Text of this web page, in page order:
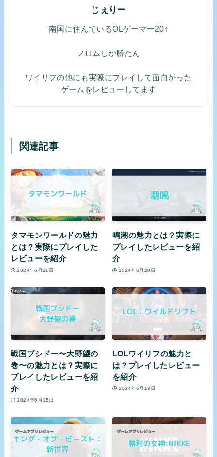
じぇりー
南国に住んでいるOLゲーマー20↑
フロムしか勝たん
ワイリフの他にも実際にプレイして面白かった
ゲームをレビューしてます
関連記事
タマモンワールドの魅力
とは？実際にプレイした
レビューを紹介
2024年6月29日
鳴潮の魅力とは？実際に
プレイしたレビューを紹
介
2024年6月29日
戦国ブシドー〜大野望の
巻〜の魅力とは？実際に
プレイしたレビューを紹
介
2024年6月15日
LOLワイリフの魅力と
は？プレイしたレビュー
を紹介
2024年6月13日